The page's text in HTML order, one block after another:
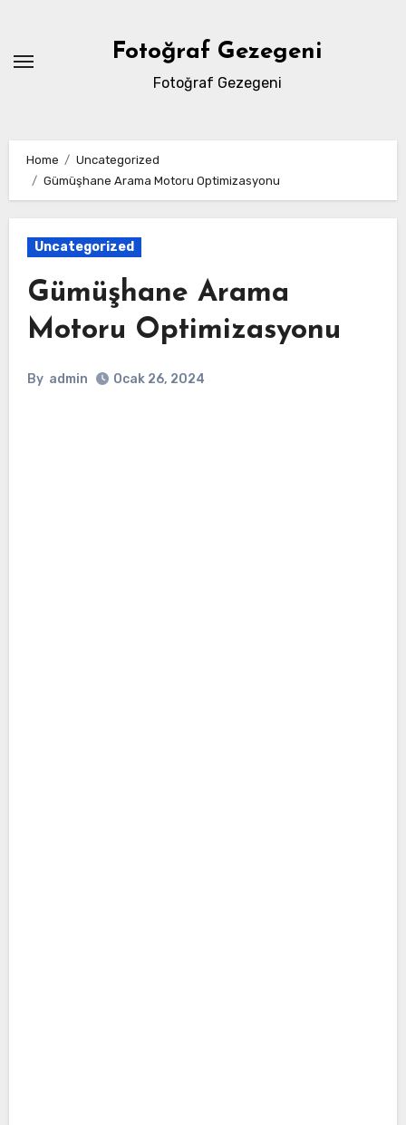
content
Fotoğraf Gezegeni
Fotoğraf Gezegeni
Home
Uncategorized
Gümüşhane Arama Motoru Optimizasyonu
Uncategorized
Gümüşhane Arama
Motoru Optimizasyonu
By admin Ocak 26, 2024